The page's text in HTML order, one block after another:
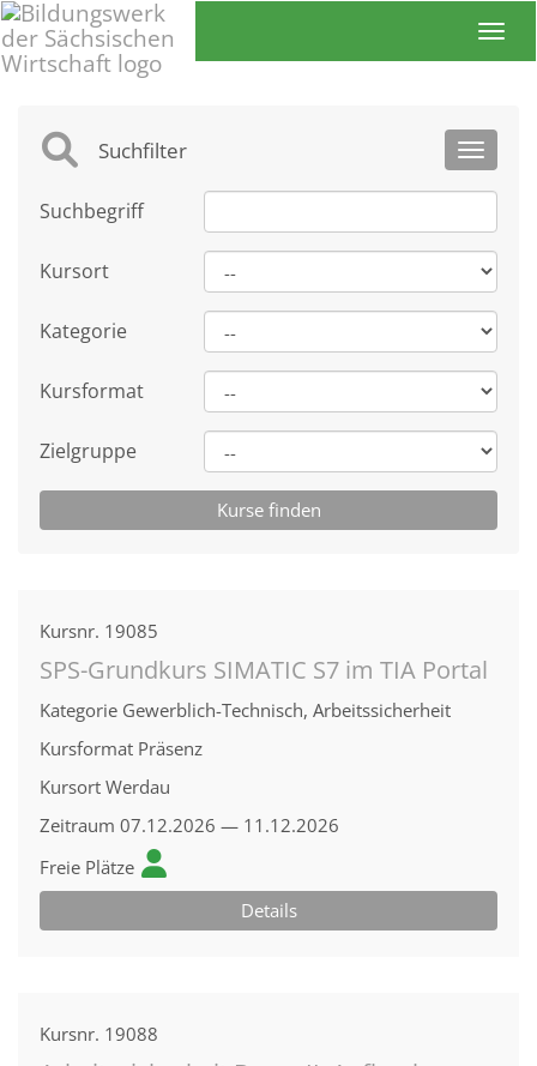
Toggle
Suchfilter
Suchbegriff
Kursort
Kategorie
Kursformat
Zielgruppe
Kursnr. 19085
SPS-Grundkurs SIMATIC S7 im TIA Portal
Kategorie Gewerblich-Technisch, Arbeitssicherheit
Kursformat Präsenz
Kursort Werdau
Zeitraum 07.12.2026 — 11.12.2026
Freie Plätze
Details
Kursnr. 19088